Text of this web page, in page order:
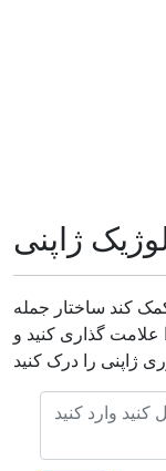
ژاپنی
کند ساختار جمله
علامت گذاری کنید و